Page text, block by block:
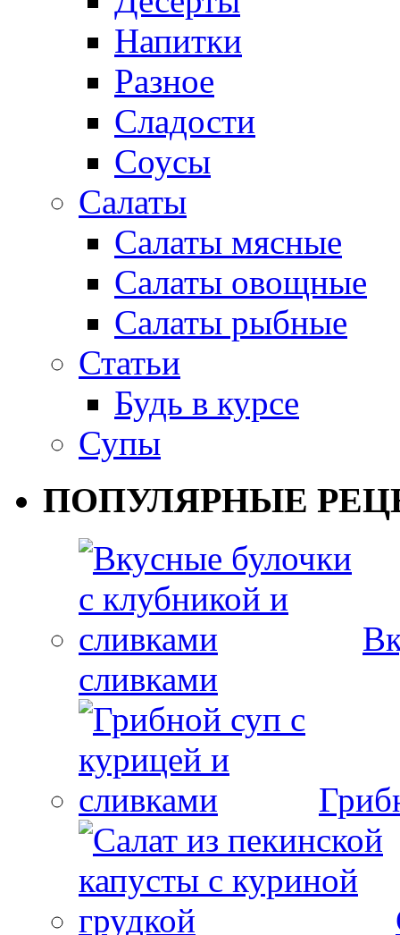
Напитки
Разное
Сладости
Соусы
Салаты
Салаты мясные
Салаты овощные
Салаты рыбные
Статьи
Будь в курсе
Супы
ПОПУЛЯРНЫЕ
сливками